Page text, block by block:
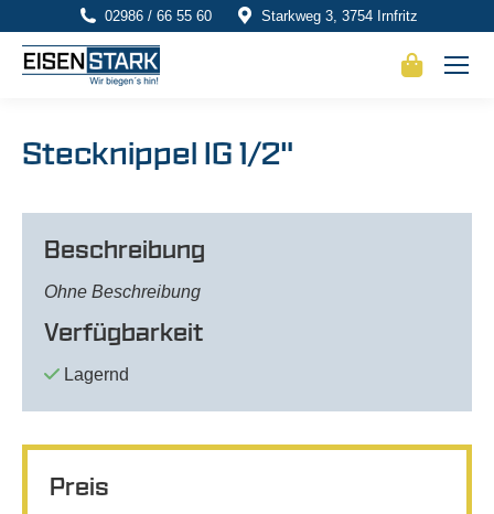
02986 / 66 55 60 Starkweg 3, 3754 Irnfritz
Stecknippel IG 1/2"
Beschreibung
Ohne Beschreibung
Verfügbarkeit
Lagernd
Preis